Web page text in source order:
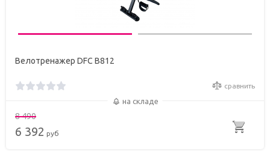
Велотренажер DFC B812
сравнить
на складе
8 490
6 392 руб